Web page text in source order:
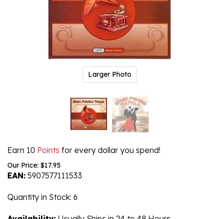
Larger Photo
Earn 10 Points for every dollar you spend!
Our Price: $17.95
EAN: 5907577111533
Quantity in Stock: 6